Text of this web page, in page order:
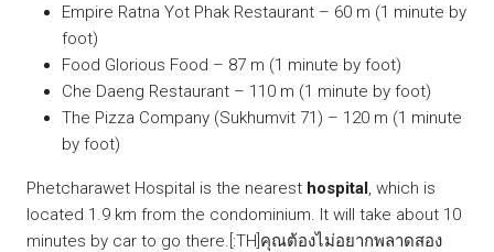
Empire Ratna Yot Phak Restaurant – 60 m (1 minute by
foot)
Food Glorious Food – 87 m (1 minute by foot)
Che Daeng Restaurant – 110 m (1 minute by foot)
The Pizza Company (Sukhumvit 71) – 120 m (1 minute
by foot)
Phetcharawet Hospital is the nearest hospital, which is
located 1.9 km from the condominium. It will take about 10
minutes by car to go there.[:TH]คุณต้องไม่อยากพลาดสอง